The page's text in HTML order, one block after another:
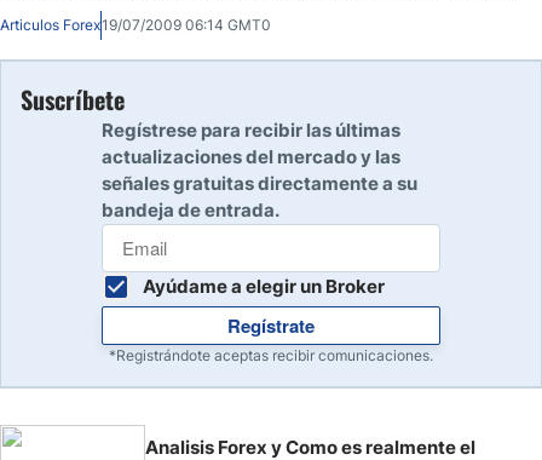
Articulos Forex19/07/2009 06:14 GMT0
Suscríbete
Regístrese para recibir las últimas
actualizaciones del mercado y las
señales gratuitas directamente a su
bandeja de entrada.
Ayúdame a elegir un Broker
Regístrate
*Registrándote aceptas recibir comunicaciones.
Analisis Forex y Como es realmente el